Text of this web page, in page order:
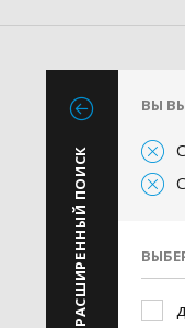
РАСШИРЕННЫЙ ПОИСК
ВЫ